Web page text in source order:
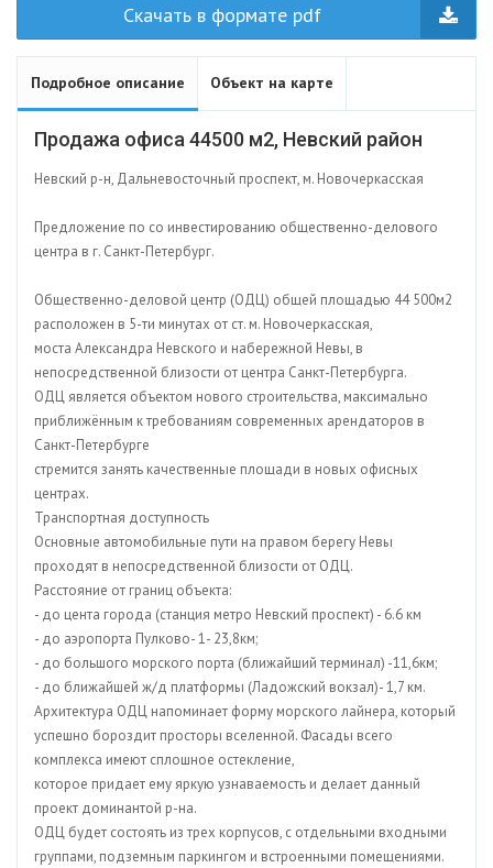
Скачать в формате pdf
Подробное описание Объект на карте
Продажа офиса 44500 м2, Невский район
Невский р-н, Дальневосточный проспект, м. Новочеркасская
Предложение по со инвестированию общественно-делового
центра в г. Санкт-Петербург.
Общественно-деловой центр (ОДЦ) общей площадью 44 500м2
расположен в 5-ти минутах от ст. м. Новочеркасская,
моста Александра Невского и набережной Невы, в
непосредственной близости от центра Санкт-Петербурга.
ОДЦ является объектом нового строительства, максимально
приближённым к требованиям современных арендаторов в
Санкт-Петербурге
стремится занять качественные площади в новых офисных
центрах.
Транспортная доступность
Основные автомобильные пути на правом берегу Невы
проходят в непосредственной близости от ОДЦ.
Расстояние от границ объекта:
- до цента города (станция метро Невский проспект) - 6.6 км
- до аэропорта Пулково- 1- 23,8км;
- до большого морского порта (ближайший терминал) -11,6км;
- до ближайшей ж/д платформы (Ладожский вокзал)- 1,7 км.
Архитектура ОДЦ напоминает форму морского лайнера, который
успешно бороздит просторы вселенной. Фасады всего
комплекса имеют сплошное остекление,
которое придает ему яркую узнаваемость и делает данный
проект доминантой р-на.
ОДЦ будет состоять из трех корпусов, с отдельными входными
группами, подземным паркингом и встроенными помещениями.